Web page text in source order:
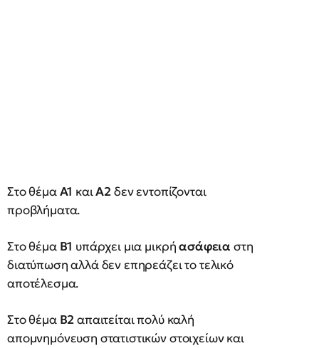
Στο θέμαΑ1 καιΑ2δεν εντοπίζονται
προβλήματα.
Στο θέμα Β1 υπάρχει μια μικρήασάφεια στη
διατύπωση αλλά δεν επηρεάζει το τελικό
αποτέλεσμα.
Στο θέμα Β2απαιτείται πολύ καλή
απομνημόνευση στατιστικών στοιχείων και